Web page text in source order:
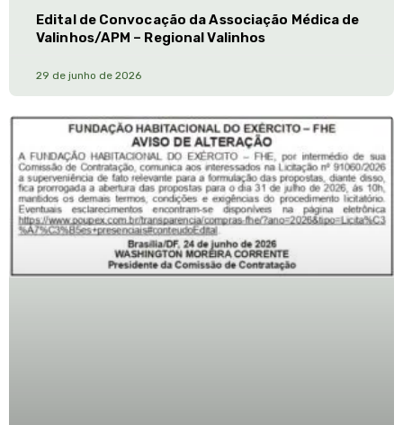
Edital de Convocação da Associação Médica de
Valinhos/APM – Regional Valinhos
29 de junho de 2026